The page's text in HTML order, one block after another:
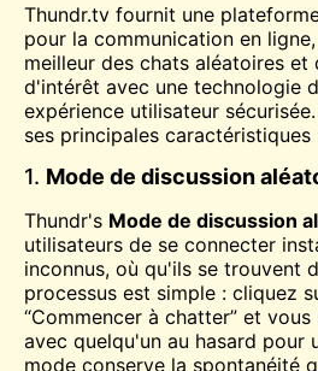
Thundr.tv fournit une
pour la communication en
meilleur des chats aléatoires et
d'intérêt avec une technologie
expérience utilisateur
ses principales caractéristiques
1. Mode de discussion
Thundr's Mode de discussion
utilisateurs de se connecter
inconnus, où qu'ils se trouvent
processus est simple : cliquez
“Commencer à chatter” et
avec quelqu'un au hasard pour
mode conserve la spontanéité